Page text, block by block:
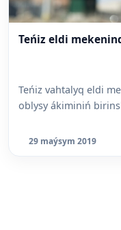
Teńiz eldi
Teńiz vahtalyq eldi
oblysy ákiminiń
29 maýsym 2019